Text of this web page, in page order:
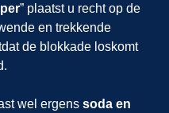
” plaatst u recht op de
en trekkende
de blokkade loskomt
wel ergens soda en